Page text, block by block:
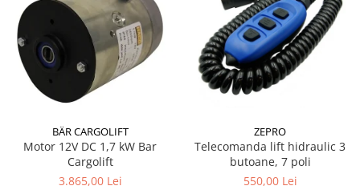
BÄR CARGOLIFT
Motor 12V DC 1,7 kW Bar
Cargolift
3.865,00 Lei
ZEPRO
Telecomanda lift hidraulic 3
butoane, 7 poli
550,00 Lei